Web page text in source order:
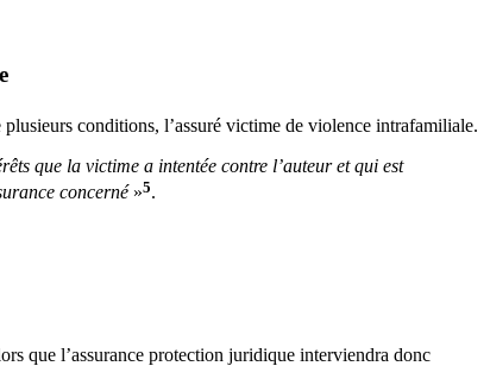
conditions, l’assuré victime de violence intrafamiliale.
que la victime a intentée contre l’auteur et qui est
concerné »5.
que l’assurance protection juridique interviendra donc